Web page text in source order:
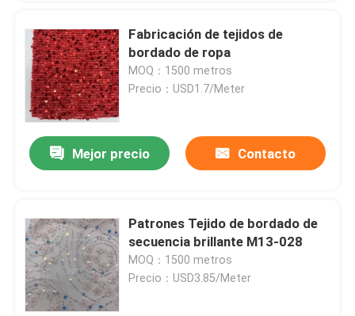
Fabricación de tejidos de
bordado de ropa
MOQ：1500 metros
Precio：USD1.7/Meter
Mejor precio Contacto
Patrones Tejido de bordado de
secuencia brillante M13-028
MOQ：1500 metros
Precio：USD3.85/Meter